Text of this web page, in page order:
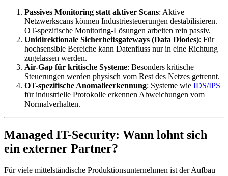
Passives Monitoring statt aktiver Scans: Aktive
Netzwerkscans können Industriesteuerungen destabilisieren.
OT-spezifische Monitoring-Lösungen arbeiten rein passiv.
Unidirektionale Sicherheitsgateways (Data Diodes): Für
hochsensible Bereiche kann Datenfluss nur in eine Richtung
zugelassen werden.
Air-Gap für kritische Systeme: Besonders kritische
Steuerungen werden physisch vom Rest des Netzes getrennt.
OT-spezifische Anomalieerkennung: Systeme wie IDS/IPS
für industrielle Protokolle erkennen Abweichungen vom
Normalverhalten.
Managed IT-Security: Wann lohnt sich
ein externer Partner?
Für viele mittelständische Produktionsunternehmen ist der Aufbau